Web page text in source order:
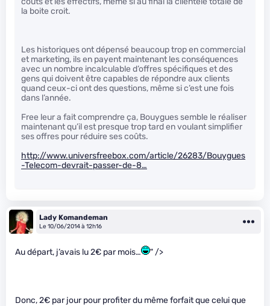
la boite croit.
Les historiques ont dépensé beaucoup trop en commercial
et marketing, ils en payent maintenant les conséquences
avec un nombre incalculable d’offres spécifiques et des
gens qui doivent être capables de répondre aux clients
quand ceux-ci ont des questions, même si c’est une fois
dans l’année.
Free leur a fait comprendre ça, Bouygues semble le réaliser
maintenant qu’il est presque trop tard en voulant simplifier
ses offres pour réduire ses coûts.
http://www.universfreebox.com/article/26283/Bouygues
-Telecom-devrait-passer-de-8…
Lady Komandeman
Le 10/06/2014 à 12h16
Au départ, j’avais lu 2€ par mois… " />
Donc, 2€ par jour pour profiter du même forfait que celui que